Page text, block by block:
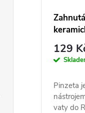
129
Pinzeta
vaty do